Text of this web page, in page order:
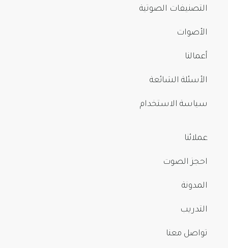
التصنيفات الصوتية
الأصوات
أعمالنا
الأسئلة الشائعة
سياسة الاستخدام
عملائنا
احجز الصوت
المدونة
التدريب
تواصل معنا